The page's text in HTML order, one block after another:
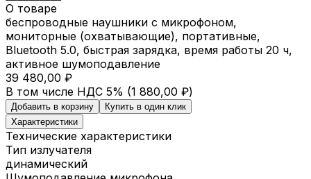
О товаре
беспроводные наушники с микрофоном,
мониторные (охватывающие), портативные,
Bluetooth 5.0, быстрая зарядка, время работы 20 ч,
активное шумоподавление
39 480,00 ₽
В том числе НДС 5% (1 880,00 ₽)
Добавить в корзину
Купить в один клик
Характеристики
Технические характеристики
Тип излучателя
динамический